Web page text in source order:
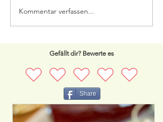
Kommentar verfassen...
Gefällt dir? Bewerte es
Share